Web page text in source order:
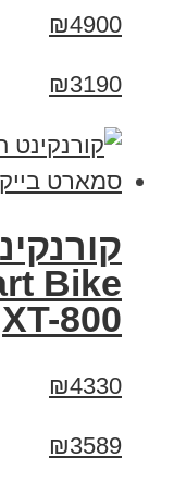
₪4900
₪3190
XT-800
₪4330
₪3589